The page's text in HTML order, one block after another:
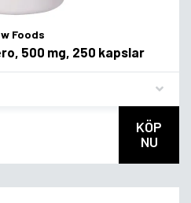
Foods
500 mg, 250 kapslar
KÖP
NU